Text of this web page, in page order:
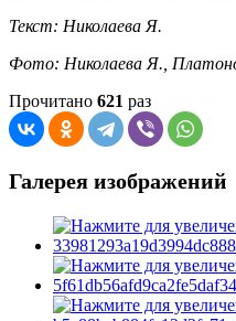
Текст: Николаева Я.
Фото: Николаева Я.,
Прочитано 621 раз
Галерея изображений